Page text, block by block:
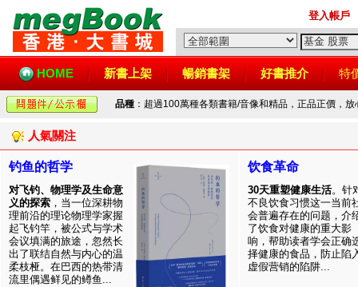
登入帳戶
HOME 新書上架 暢銷書架 好書推介 特
品種 ：超過100萬種各類書籍/音像和精品，正品正價，
人氣關注
钓鱼的哲学
对飞钓、物理学及生命意
义的探索 ，当一位深耕物
理前沿的理论物理学家握
起飞钓竿，被公式与学术
会议填满的旅途，忽然长
出了联结自然与内心的温
柔枝桠。在巴西的热带清
流里偶遇鲜见的鳟鱼...
饮食革命
30天重塑健康生活。针
不良饮食习惯这一当前
会普遍存在的问题，介
了饮食对健康的重大影
响，帮助读者学会正确
择健康的食品，防止陷
虚假营销的陷阱...